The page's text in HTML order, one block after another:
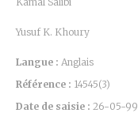
Yusuf K. Khoury
Langue : Anglais
Référence : 14545(3)
Date de saisie : 26-05-99